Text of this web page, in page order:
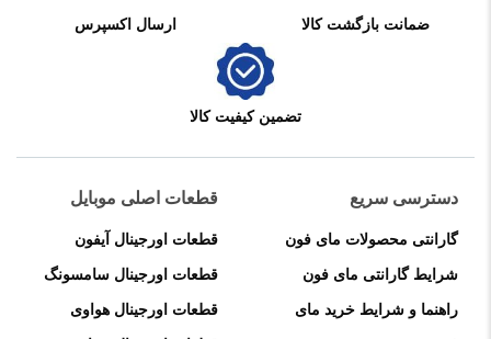
ضمانت بازگشت کالا ارسال اکسپرس
تضمین کیفیت کالا
دسترسی سریع
گارانتی محصولات مای فون
شرایط گارانتی مای فون
راهنما و شرایط خرید مای
قطعات اصلی موبایل
قطعات اورجینال آیفون
قطعات اورجینال سامسونگ
قطعات اورجینال هواوی